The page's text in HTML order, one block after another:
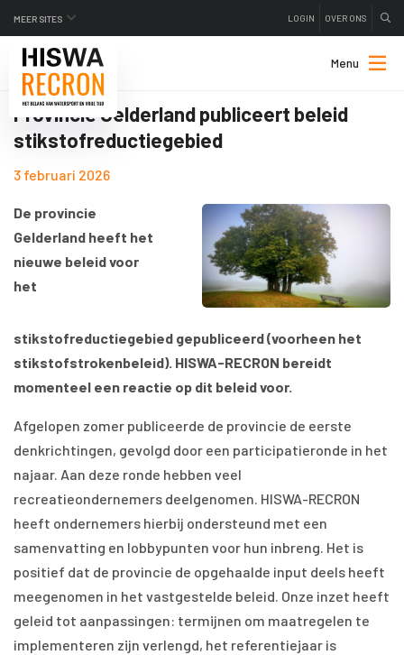
MEER SITES LOGIN OVER ONS
Menu
Provincie Gelderland publiceert beleid
stikstofreductiegebied
3 februari 2026
De provincie
Gelderland heeft het
nieuwe beleid voor
het
stikstofreductiegebied gepubliceerd (voorheen het
stikstofstrokenbeleid). HISWA-RECRON bereidt
momenteel een reactie op dit beleid voor.
Afgelopen zomer publiceerde de provincie de eerste
denkrichtingen, gevolgd door een participatieronde in het
najaar. Aan deze ronde hebben veel
recreatieondernemers deelgenomen. HISWA-RECRON
heeft ondernemers hierbij ondersteund met een
samenvatting en lobbypunten voor hun inbreng. Het is
positief dat de provincie de opgehaalde input deels heeft
meegenomen in het vastgestelde beleid. Onze inzet heeft
geleid tot aanpassingen: termijnen om maatregelen te
implementeren zijn verlengd, het referentiejaar is